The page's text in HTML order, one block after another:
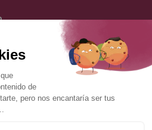
14:00 a 16:00 (excepto días festivos en
una calificación de 4,7 sobre 5
reseñas auténticas. Gracias